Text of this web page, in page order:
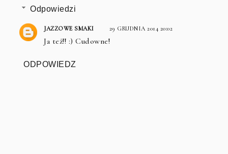
Odpowiedzi
JAZZOWE SMAKI 29 GRUDNIA 2014 20:02
Ja też!! :) Cudowne!
ODPOWIEDZ